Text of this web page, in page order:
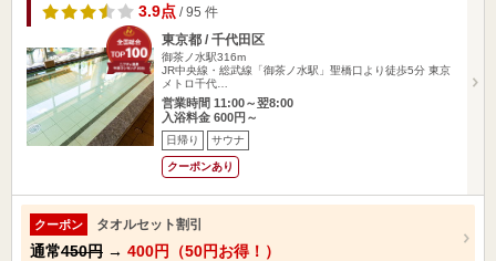
3.9点 / 95 件
東京都 / 千代田区
御茶ノ水駅316m
JR中央線・総武線「御茶ノ水駅」聖橋口より徒歩5分 東京
メトロ千代…
営業時間 11:00～翌8:00
入浴料金 600円～
日帰り サウナ
クーポンあり
クーポン タオルセット割引
通常450円 → 400円（50円お得！）